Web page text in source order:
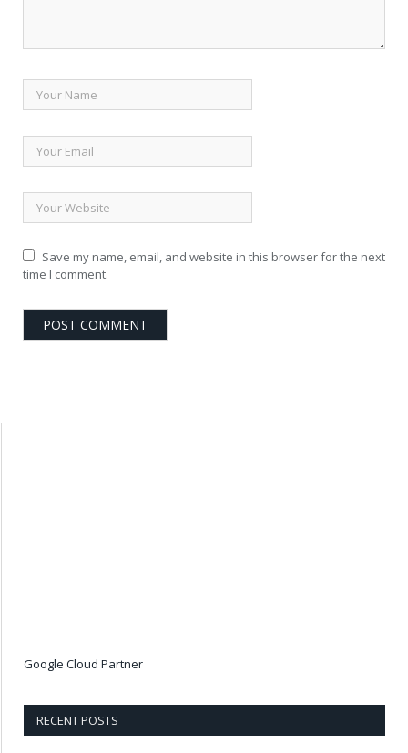
Save my name, email, and website in this browser for the next
time I comment.
Google Cloud Partner
RECENT POSTS